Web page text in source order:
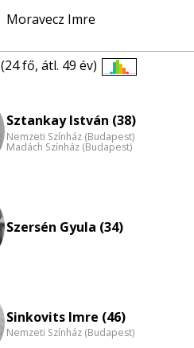
Moravecz Imre
(24 fő, átl. 49 év)
nagyítása
Sztankay István (38)
Nemzeti Színház (Budapest)
Madách Színház (Budapest)
Szersén Gyula (34)
Sinkovits Imre (46)
Nemzeti Színház (Budapest)